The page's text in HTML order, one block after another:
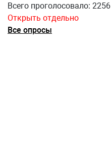
Всего проголосовало: 2256
Открыть отдельно
Все опросы